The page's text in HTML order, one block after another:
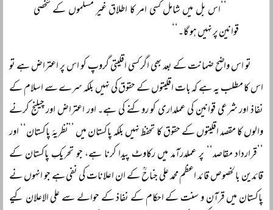
’’اس بل میں شامل کسی امر کا اطلاق غیر مسلموں کے شخصی
قوانین پر نہیں ہو گا۔‘‘
تو اس واضح ضمانت کے بعد بھی اگر کسی اقلیتی گروپ کو اس پر اعتراض ہے تو
اس کا مطلب یہ ہے کہ بات اقلیتوں کے حقوق کی نہیں بلکہ سرے سے اسلام کے
نفاذ اور شرعی قوانین کی عملداری کو روکنے کی ہے۔ اور اعتراض اور چیلنج کرنے
والوں کا مقصد اقلیتوں کے حقوق کا تحفظ نہیں بلکہ پاکستان میں ’’نظریۂ پاکستان‘‘ اور
’’قرارداد مقاصد‘‘ پر عملدرآمد میں رکاوٹ پیدا کرنا ہے، جو تحریکِ پاکستان کے
قائدین بالخصوص قائد اعظم محمد علی جناحؒ کے ان اعلانات کی نفی ہے جو انہوں نے
پاکستان میں قرآن و سنت کے احکام کے نفاذ کے حوالے سے علی الاعلان کیے